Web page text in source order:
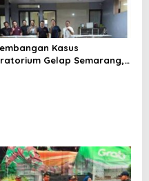
Kasus
Gelap Semarang,